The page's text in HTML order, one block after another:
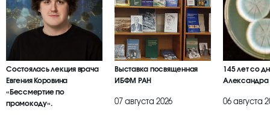
Состоялась лекция врача
Евгения Коровина
«Бессмертие по
промокоду».
Выставка посвященная
ИБФМ РАН
07 августа 2026
145 лет со
Александра
06 августа